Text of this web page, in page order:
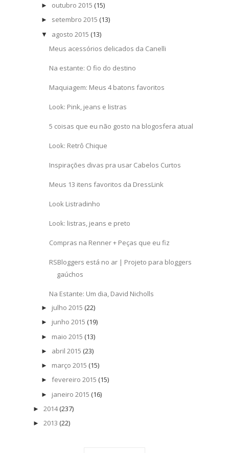
► outubro 2015 (15)
► setembro 2015 (13)
▼ agosto 2015 (13)
Meus acessórios delicados da Canelli
Na estante: O fio do destino
Maquiagem: Meus 4 batons favoritos
Look: Pink, jeans e listras
5 coisas que eu não gosto na blogosfera atual
Look: Retrô Chique
Inspirações divas pra usar Cabelos Curtos
Meus 13 itens favoritos da DressLink
Look Listradinho
Look: listras, jeans e preto
Compras na Renner + Peças que eu fiz
RSBloggers está no ar | Projeto para bloggers
gaúchos
Na Estante: Um dia, David Nicholls
► julho 2015 (22)
► junho 2015 (19)
► maio 2015 (13)
► abril 2015 (23)
► março 2015 (15)
► fevereiro 2015 (15)
► janeiro 2015 (16)
► 2014 (237)
► 2013 (22)